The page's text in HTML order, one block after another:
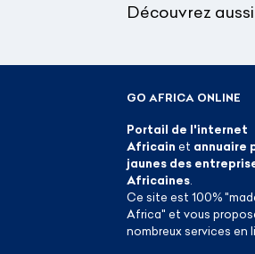
Découvrez
GO AFRICA ONLINE
Portail de l'internet
Africain et annuaire
jaunes des
Africaines
Ce site est 100%
Africa" et vous
nombreux services en